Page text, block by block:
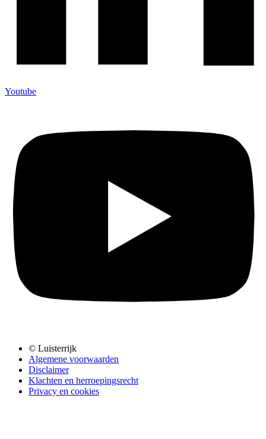
Youtube
© Luisterrijk
Algemene voorwaarden
Disclaimer
Klachten en herroepingsrecht
Privacy en cookies